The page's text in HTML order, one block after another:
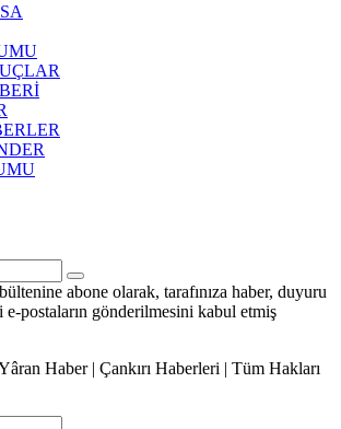
abone olarak, tarafınıza haber, duyuru
postaların gönderilmesini kabul etmiş
Haber | Çankırı Haberleri | Tüm Hakları